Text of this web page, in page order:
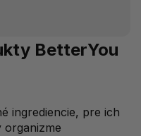
BetterYou
ingrediencie, pre ich
organizme